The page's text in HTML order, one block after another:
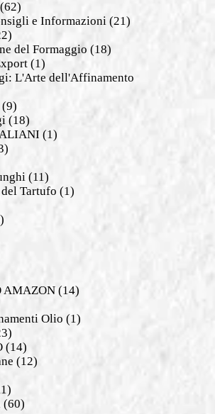
e Informazioni (21)
del Formaggio (18)
(1)
L'Arte dell'Affinamento
(9)
(18)
(1)
(11)
Tartufo (1)
AMAZON(14)
Olio (1)
(14)
(12)
(60)